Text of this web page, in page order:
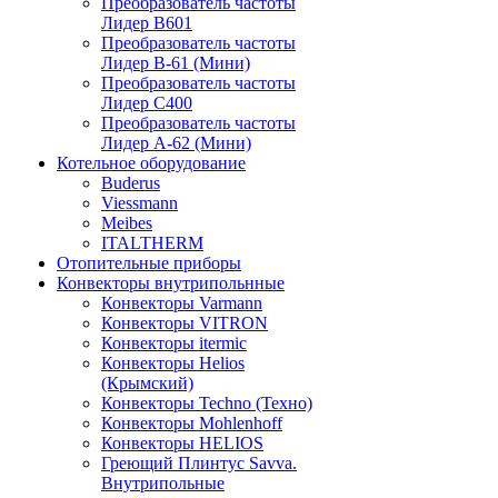
Лидер B601
Преобразователь частоты
Лидер В-61 (Мини)
Преобразователь частоты
Лидер С400
Преобразователь частоты
Лидер А-62 (Мини)
Котельное оборудование
Buderus
Viessmann
Meibes
ITALTHERM
Отопительные приборы
Конвекторы внутрипольнные
Конвекторы Varmann
Конвекторы VITRON
Конвекторы itermic
Конвекторы Helios
(Крымский)
Конвекторы Techno (Техно)
Конвекторы Mohlenhoff
Конвекторы HELIOS
Греющий Плинтус Savva.
Внутрипольные